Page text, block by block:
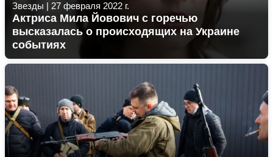
Звезды | 27 февраля 2022 г.
Актриса Мила Йовович с горечью
высказалась о происходящих на Украине
событиях